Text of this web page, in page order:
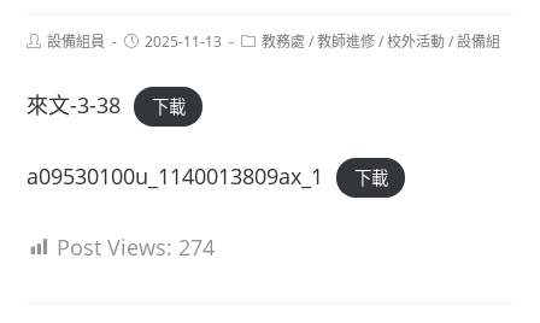
Post設備組員
Post2025-11-13
Post教務處 / 教師進修 / 校外活動 / 設備組
來文-3-38 下載
a09530100u_1140013809ax_1 下載
Post Views: 274